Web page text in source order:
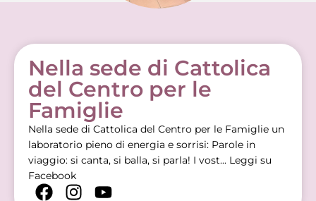
Nella sede di Cattolica
del Centro per le
Famiglie
Nella sede di Cattolica del Centro per le Famiglie un
laboratorio pieno di energia e sorrisi: Parole in
viaggio: si canta, si balla, si parla! I vost... Leggi su
Facebook